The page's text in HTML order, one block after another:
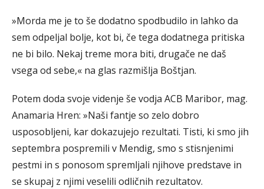
»Morda me je to še dodatno spodbudilo in lahko da
sem odpeljal bolje, kot bi, če tega dodatnega pritiska
ne bi bilo. Nekaj treme mora biti, drugače ne daš
vsega od sebe,« na glas razmišlja Boštjan.
Potem doda svoje videnje še vodja ACB Maribor, mag.
Anamaria Hren: »Naši fantje so zelo dobro
usposobljeni, kar dokazujejo rezultati. Tisti, ki smo jih
septembra pospremili v Mendig, smo s stisnjenimi
pestmi in s ponosom spremljali njihove predstave in
se skupaj z njimi veselili odličnih rezultatov.